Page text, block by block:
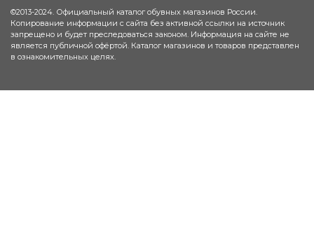
©2013-2024. Официальный каталог обувных магазинов России.
Копирование информации с сайта без активной ссылки на источник
запрещено и будет преследоваться законом. Информация на сайте не
является публичной офёртой. Каталог магазинов и товаров представлен
в ознакомительных целях.